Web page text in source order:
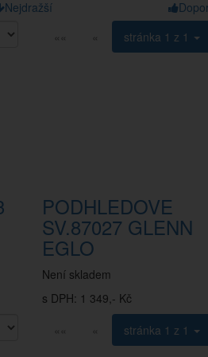
Nejdražší
««
« stránka 1 z 1
PODHLEDOVE
SV.87027 GLENN
EGLO
Není skladem
s DPH: 1 349,- Kč
««
« stránka 1 z 1